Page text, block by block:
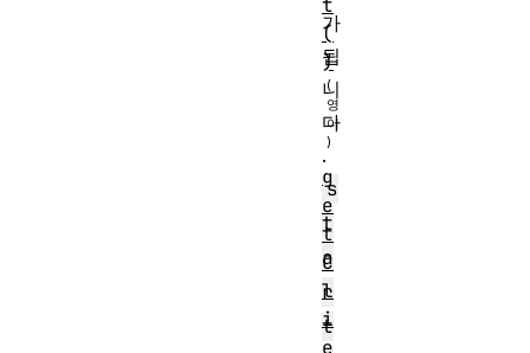
가
됩
니
다
.
s
t
a
r
t
t
(
)
g
e
t
C
l
i
e